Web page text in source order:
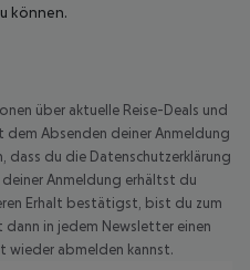
können.
über aktuelle Reise-Deals und
Absenden deiner Anmeldung
du die Datenschutzerklärung
deiner Anmeldung erhältst du
Erhalt bestätigst, bist du zum
in jedem Newsletter einen
wieder abmelden kannst.